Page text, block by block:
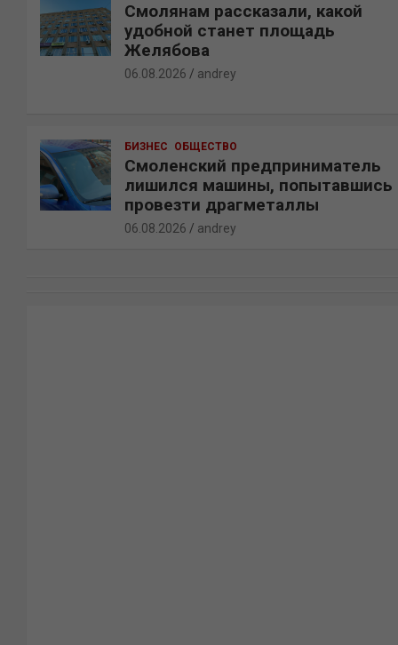
Смолянам рассказали, какой
удобной станет площадь
Желябова
06.08.2026 andrey
БИЗНЕС ОБЩЕСТВО
Смоленский предприниматель
лишился машины, попытавшись
провезти драгметаллы
06.08.2026 andrey